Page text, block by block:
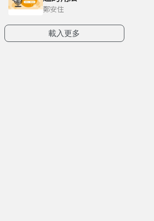
鄭安住
載入更多